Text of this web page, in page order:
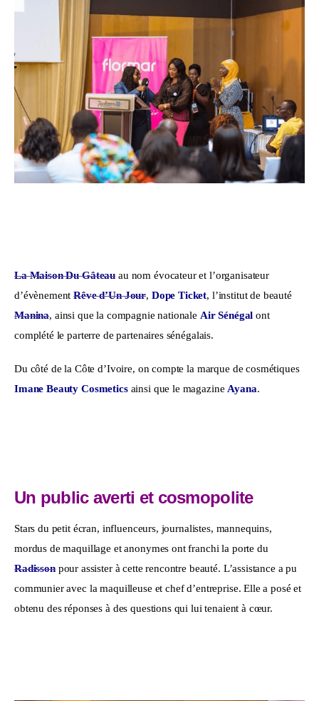
La Maison Du Gâteau au nom évocateur et l’organisateur
d’évènement Rêve d’Un Jour, Dope Ticket, l’institut de beauté
Manina, ainsi que la compagnie nationale Air Sénégal ont
complété le parterre de partenaires sénégalais.
Du côté de la Côte d’Ivoire, on compte la marque de cosmétiques
Imane Beauty Cosmetics ainsi que le magazine Ayana.
Un public averti et cosmopolite
Stars du petit écran, influenceurs, journalistes, mannequins,
mordus de maquillage et anonymes ont franchi la porte du
Radisson pour assister à cette rencontre beauté. L’assistance a pu
communier avec la maquilleuse et chef d’entreprise. Elle a posé et
obtenu des réponses à des questions qui lui tenaient à cœur.